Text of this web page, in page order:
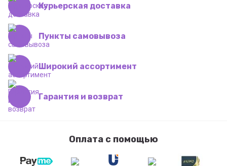
Курьерская доставка
Пункты самовывоза
Широкий ассортимент
Гарантия и возврат
Оплата с помощью